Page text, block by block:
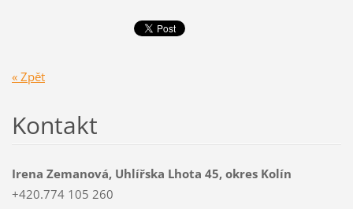
« Zpět
Kontakt
Irena Zemanová, Uhlířska Lhota 45, okres Kolín
+420.774 105 260